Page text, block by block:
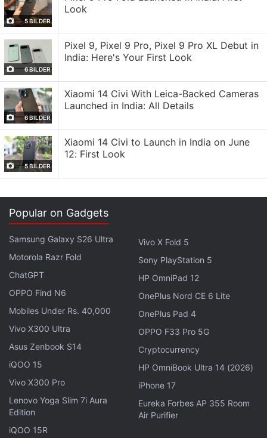
jedoch einen schnellen Zugriff ermöglichen.
Nutzer finden hier eine Übersicht aller in
Konversationen geteilten Dateien. Um das Löschen
zu erleichtern, werden Dateien in absteigender
Reihenfolge ihrer Größe aufgelistet. Um
Speicherplatz freizugeben, können nicht benötigte
Dateien überprüft und gelöscht werden. Einigen
Quellen zufolge unterstützt diese neue Funktion
auch das Löschen mehrerer Dateien, die zum
mit einem Sternchen markieren, um versehentliches
Löschen zu verhindern. Um bestimmte Inhalte im
Blick zu behalten und einen einfachen Zugriff zu
gewährleisten, können sie diese auch oben in der
Speicherverwaltung des Geräts anheften.
5 BILDER
Look
6 BILDER
Pixel 9, Pixel 9 Pro, Pixel 9 Pro XL Debut in
India: Here's Your First Look
6 BILDER
Xiaomi 14 Civi With Leica-Backed Cameras
Launched in India: All Details
5 BILDER
Xiaomi 14 Civi to Launch in India on June
12: First Look
Popular on Gadgets
Samsung Galaxy S26 Ultra
Motorola Razr Fold
ChatGPT
OPPO Find N6
Mobiles Under Rs. 40,000
Vivo X300 Ultra
Asus Zenbook S14
iQOO 15
Vivo X300 Pro
Lenovo Yoga Slim 7i Aura
Edition
iQOO 15R
Vivo X Fold 5
Sony PlayStation 5
HP OmniPad 12
OnePlus Nord CE 6 Lite
OnePlus Pad 4
OPPO F33 Pro 5G
Cryptocurrency
HP OmniBook Ultra 14 (2026)
iPhone 17
Eureka Forbes AP 355 Room
Air Purifier